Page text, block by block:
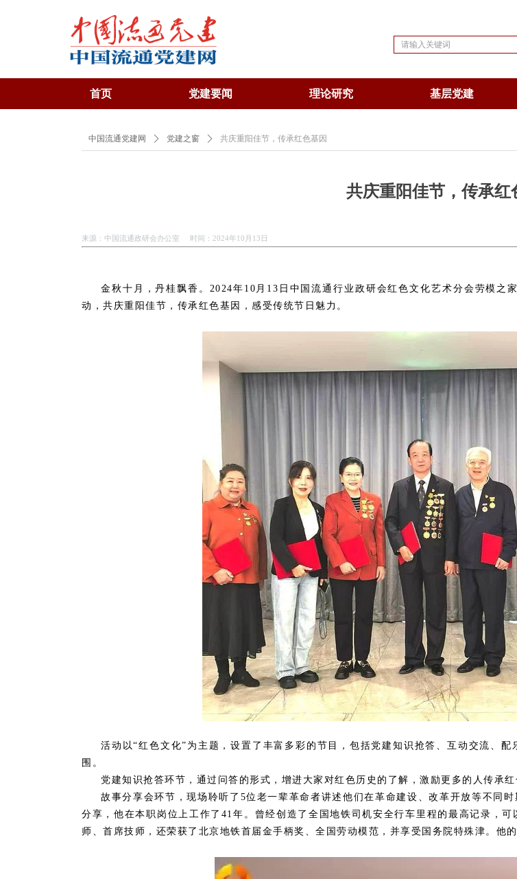
首页 党建要闻 理论研究 基层党建
共庆重阳佳节，传承红
来源：中国流通政研会办公室 时间：2024年10月13日
金秋十月，丹桂飘香。 2024年 10 月 13 日 中国流通行业政研会红色文化艺术分会劳模之家
动，共庆重阳佳节，传承红色基因，感受传统节日魅力。
活动以“红色文化”为主题，设置了丰富多彩的节目，包括党建知识抢答、互动交流 、 配
围。
党建知识抢答环节，通过问答的形式，增进大家对红色历史的了解，激励更多的人传承红
故事分享会环节，现场聆听了 5位老一辈革命者讲述他们在革命建设、改革开放等不同
分享，他在本职岗位上工作了 41 年。曾经创造了全国地铁司机安全行车里程的最高记录，可
师、首席技师，还荣获了北京地铁首届金手柄奖、全国劳动模范，并享受国务院特殊津。 他
中国流通党建网 ꄲ 党建之窗 ꄲ 共庆重阳佳节，传承红色基因